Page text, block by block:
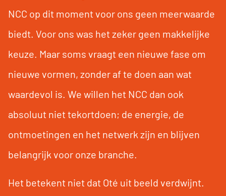
NCC op dit moment voor ons geen meerwaarde
biedt. Voor ons was het zeker geen makkelijke
keuze. Maar soms vraagt een nieuwe fase om
nieuwe vormen, zonder af te doen aan wat
waardevol is. We willen het NCC dan ook
absoluut niet tekortdoen; de energie, de
ontmoetingen en het netwerk zijn en blijven
belangrijk voor onze branche.
Het betekent niet dat Oté uit beeld verdwijnt.